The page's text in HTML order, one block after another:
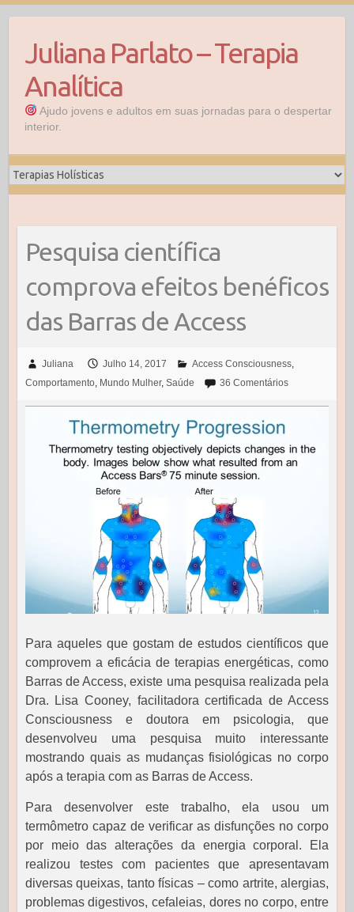
Juliana Parlato – Terapia
Analítica
Ajudo jovens e adultos em suas jornadas para o despertar
interior.
Pesquisa científica
comprova efeitos benéficos
das Barras de Access
Juliana Julho 14, 2017 Access Consciousness,
Comportamento, Mundo Mulher, Saúde 36 Comentários
Para aqueles que gostam de estudos científicos que
comprovem a eficácia de terapias energéticas, como
Barras de Access, existe uma pesquisa realizada pela
Dra. Lisa Cooney, facilitadora certificada de Access
Consciousness e doutora em psicologia, que
desenvolveu uma pesquisa muito interessante
mostrando quais as mudanças fisiológicas no corpo
após a terapia com as Barras de Access.
Para desenvolver este trabalho, ela usou um
termômetro capaz de verificar as disfunções no corpo
por meio das alterações da energia corporal. Ela
realizou testes com pacientes que apresentavam
diversas queixas, tanto físicas – como artrite, alergias,
problemas digestivos, cefaleias, dores no corpo, entre